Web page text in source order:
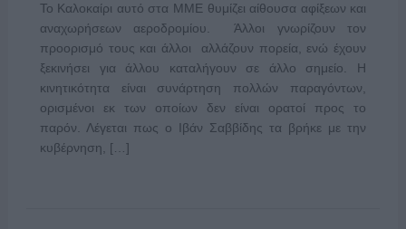
Το Καλοκαίρι αυτό στα ΜΜΕ θυμίζει αίθουσα αφίξεων και
αναχωρήσεων αεροδρομίου. Άλλοι γνωρίζουν τον
προορισμό τους και άλλοι αλλάζουν πορεία, ενώ έχουν
ξεκινήσει για άλλου καταλήγουν σε άλλο σημείο. Η
κινητικότητα είναι συνάρτηση πολλών παραγόντων,
ορισμένοι εκ των οποίων δεν είναι ορατοί προς το
παρόν. Λέγεται πως ο Ιβάν Σαββίδης τα βρήκε με την
κυβέρνηση, […]